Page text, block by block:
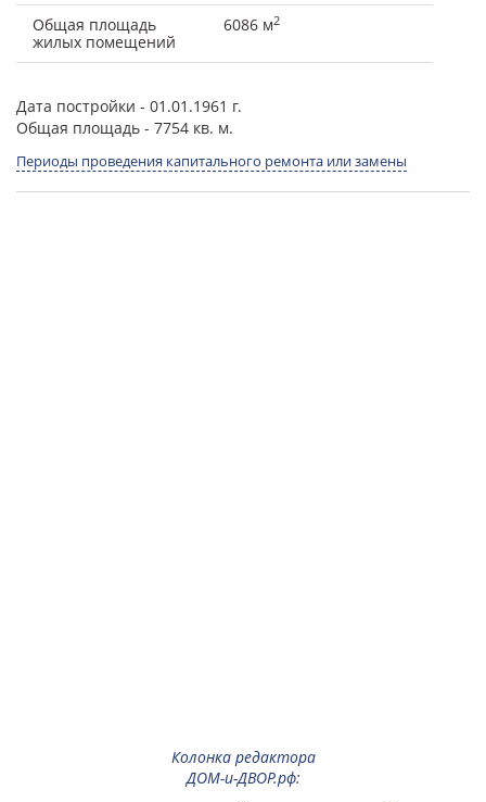
Общая площадь
жилых помещений
6086 м2
Дата постройки - 01.01.1961 г.
Общая площадь - 7754 кв. м.
Периоды проведения капитального ремонта или замены
Колонка редактора
ДОМ-и-ДВОР.рф: